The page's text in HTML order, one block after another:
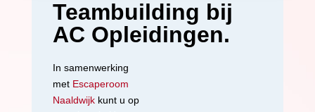
Teambuilding bij
AC Opleidingen.
In samenwerking
met Escaperoom
Naaldwijkkunt u op